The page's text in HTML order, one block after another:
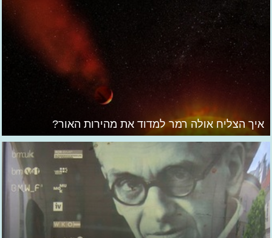
איך הצליח אולה רמר למדוד את מהירות האור?